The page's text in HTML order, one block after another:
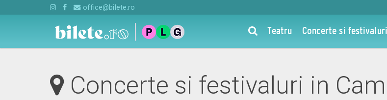
office@bilete.ro
Teatru Concerte si festivaluri
Concerte si festivaluri in